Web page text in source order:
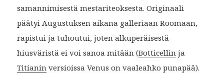
samannimisestä mestariteoksesta. Originaali
päätyi Augustuksen aikana galleriaan Roomaan,
rapistui ja tuhoutui, joten alkuperäisestä
hiusväristä ei voi sanoa mitään (Botticellin ja
Titianin versioissa Venus on vaaleahko punapää).